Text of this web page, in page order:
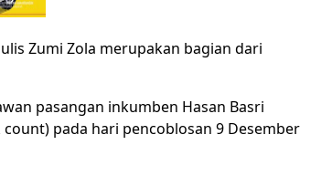
Zumi Zola merupakan bagian dari
pasangan inkumben Hasan Basri
pada hari pencoblosan 9 Desember